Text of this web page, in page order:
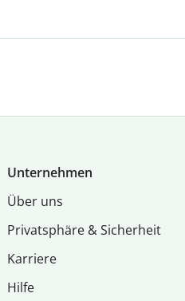
Unternehmen
Über uns
Privatsphäre & Sicherheit
Karriere
Hilfe